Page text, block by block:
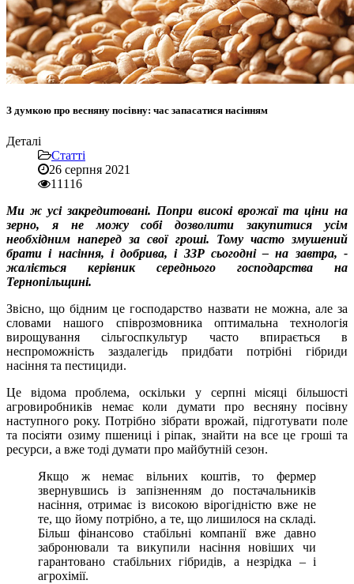
З думкою про весняну посівну: час запасатися насінням
Деталі
Статті
26 серпня 2021
11116
Ми ж усі закредитовані. Попри високі врожаї та ціни на
зерно, я не можу собі дозволити закупитися усім
необхідним наперед за свої гроші. Тому часто змушений
брати і насіння, і добрива, і ЗЗР сьогодні – на завтра, -
жаліється керівник середнього господарства на
Тернопільщині.
Звісно, що бідним це господарство назвати не можна, але за
словами нашого співрозмовника оптимальна технологія
вирощування сільгоспкультур часто впирається в
неспроможність заздалегідь придбати потрібні гібриди
насіння та пестициди.
Це відома проблема, оскільки у серпні місяці більшості
агровиробників немає коли думати про весняну посівну
наступного року. Потрібно зібрати врожай, підготувати поле
та посіяти озиму пшениці і ріпак, знайти на все це гроші та
ресурси, а вже тоді думати про майбутній сезон.
Якщо ж немає вільних коштів, то фермер
звернувшись із запізненням до постачальників
насіння, отримає із високою вірогідністю вже не
те, що йому потрібно, а те, що лишилося на складі.
Більш фінансово стабільні компанії вже давно
забронювали та викупили насіння новіших чи
гарантовано стабільних гібридів, а незрідка – і
агрохімії.